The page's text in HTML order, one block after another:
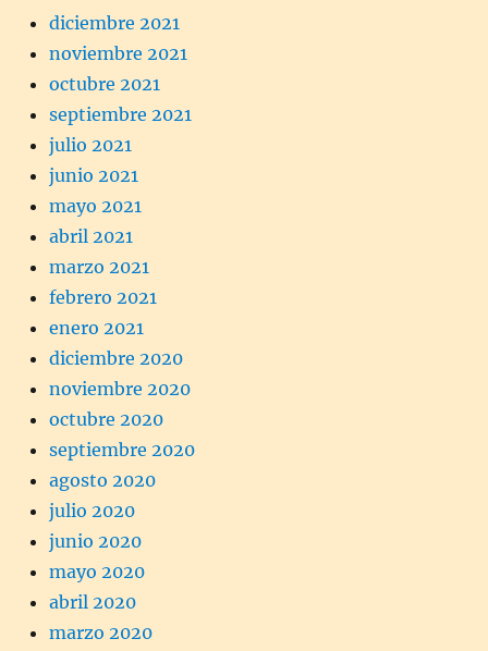
diciembre 2021
noviembre 2021
octubre 2021
septiembre 2021
julio 2021
junio 2021
mayo 2021
abril 2021
marzo 2021
febrero 2021
enero 2021
diciembre 2020
noviembre 2020
octubre 2020
septiembre 2020
agosto 2020
julio 2020
junio 2020
mayo 2020
abril 2020
marzo 2020